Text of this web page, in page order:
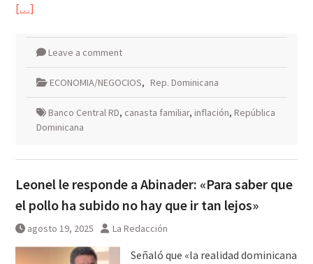
[…]
Leave a comment
ECONOMIA/NEGOCIOS, Rep. Dominicana
Banco Central RD, canasta familiar, inflación, República
Dominicana
Leonel le responde a Abinader: «Para saber que
el pollo ha subido no hay que ir tan lejos»
agosto 19, 2025 La Redacción
Señaló que «la realidad dominicana